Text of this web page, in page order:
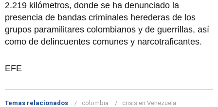
2.219 kilómetros, donde se ha denunciado la
presencia de bandas criminales herederas de los
grupos paramilitares colombianos y de guerrillas, así
como de delincuentes comunes y narcotraficantes.
EFE
Temas relacionados colombia
crisis en Venezuela